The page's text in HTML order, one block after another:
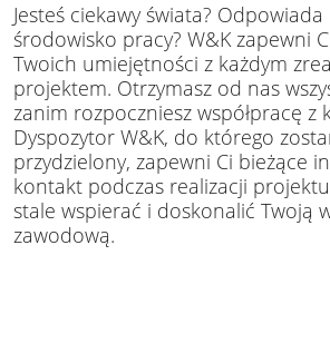
Jesteś ciekawy świata?
środowisko pracy? W&K zapewni
Twoich umiejętności z każdym
projektem. Otrzymasz od nas
zanim rozpoczniesz współpracę z
Dyspozytor W&K, do którego
przydzielony, zapewni Ci bieżące
kontakt podczas realizacji
stale wspierać i doskonalić Twoją
zawodową.